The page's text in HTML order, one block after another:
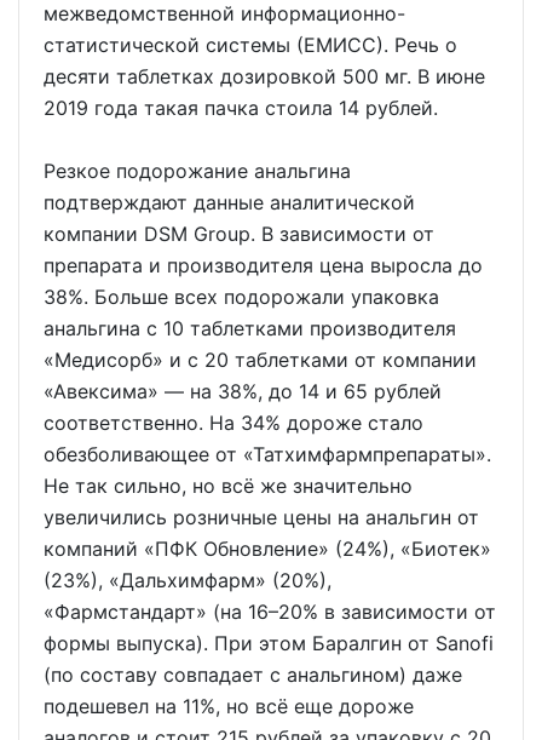
межведомственной информационно-
статистической системы (ЕМИСС). Речь о
десяти таблетках дозировкой 500 мг. В июне
2019 года такая пачка стоила 14 рублей.
Резкое подорожание анальгина
подтверждают данные аналитической
компании DSM Group. В зависимости от
препарата и производителя цена выросла до
38%. Больше всех подорожали упаковка
анальгина с 10 таблетками производителя
«Медисорб» и с 20 таблетками от компании
«Авексима» — на 38%, до 14 и 65 рублей
соответственно. На 34% дороже стало
обезболивающее от «Татхимфармпрепараты».
Не так сильно, но всё же значительно
увеличились розничные цены на анальгин от
компаний «ПФК Обновление» (24%), «Биотек»
(23%), «Дальхимфарм» (20%),
«Фармстандарт» (на 16–20% в зависимости от
формы выпуска). При этом Баралгин от Sanofi
(по составу совпадает с анальгином) даже
подешевел на 11%, но всё еще дороже